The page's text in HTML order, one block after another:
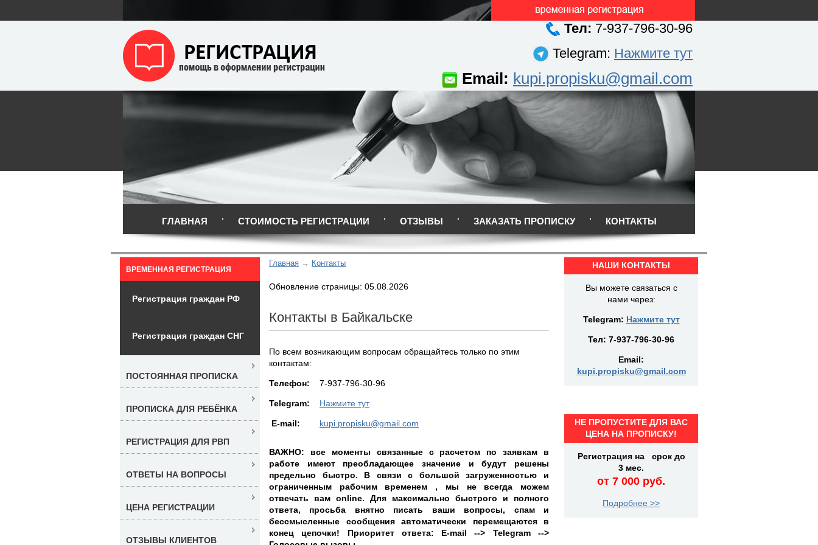
Тел: 7-937-796-30-96
Telegram: Нажмите тут
Email: kupi.propisku@gmail.com
ГЛАВНАЯ СТОИМОСТЬ РЕГИСТРАЦИИ ОТЗЫВЫ ЗАКАЗАТЬ ПРОПИСКУ КОНТАКТЫ
Главная Контакты
Обновление страницы: 05.08.2026
Контакты в Байкальске
По всем возникающим вопросам обращайтесь только по этим
контактам:
Teлефон: 7-937-796-30-96
Telegram: Нажмите тут
E-mail: kupi.propisku@gmail.com
ВАЖНО: все моменты связанные с расчетом по заявкам в
работе имеют преобладающее значение и будут решены
предельно быстро. В связи с большой загруженностью и
ограниченным рабочим временем , мы не всегда можем
отвечать вам online. Для максимально быстрого и полного
ответа, просьба внятно писать ваши вопросы, спам и
бессмысленные сообщения автоматически перемещаются в
конец цепочки! Приоритет ответа: E-mail --> Telegram -->
ВРЕМЕННАЯ РЕГИСТРАЦИЯ
Регистрация граждан РФ
Регистрация граждан СНГ
ПОСТОЯННАЯ ПРОПИСКА
ПРОПИСКА ДЛЯ РЕБЁНКА
РЕГИСТРАЦИЯ ДЛЯ РВП
ОТВЕТЫ НА ВОПРОСЫ
ЦЕНА РЕГИСТРАЦИИ
ОТЗЫВЫ КЛИЕНТОВ
НАШИ КОНТАКТЫ
Вы можете связаться с
нами через:
Telegram: Нажмите тут
Тел: 7-937-796-30-96
Email:
kupi.propisku@gmail.com
НЕ ПРОПУСТИТЕ ДЛЯ ВАС
ЦЕНА НА ПРОПИСКУ!
Регистрация на срок до
3 мес.
от 7 000 руб.
Подробнее >>